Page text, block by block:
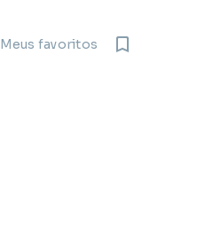
Meus favoritos